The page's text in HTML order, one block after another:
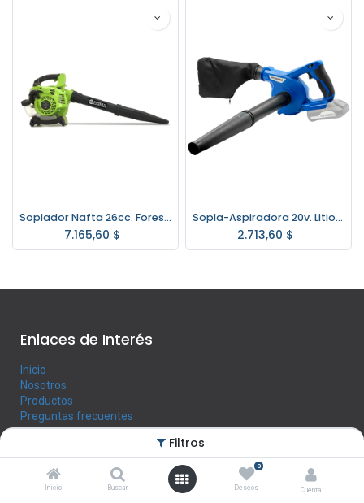
Filtros
Inicio Buscar
0
Deseos Cuenta
Soplador Nafta 26cc. Forest & Garden SG726
7.165,60 $
Sopla-Aspiradora 20v. Litio Hyundai SIN Bat. ni Cargador
2.713,60 $
Enlaces de Interés
Inicio
Nosotros
Productos
Preguntas frecuentes
Contáctenos
Horario